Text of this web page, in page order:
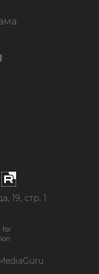
19, стр. 1